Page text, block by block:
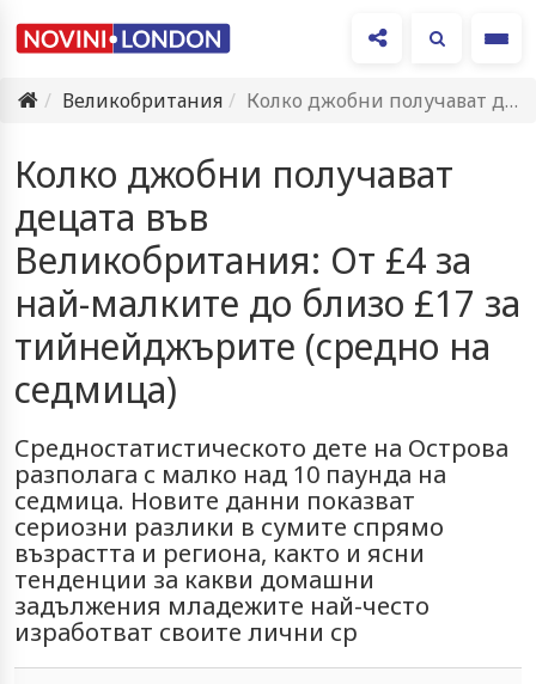
Великобритания
Колко джобни получават децата във Великобритания: От £4 за най-малките…
Колко джобни получават
децата във
Великобритания: От £4 за
най-малките до близо £17 за
тийнейджърите (средно на
седмица)
Средностатистическото дете на Острова
разполага с малко над 10 паунда на
седмица. Новите данни показват
сериозни разлики в сумите спрямо
възрастта и региона, както и ясни
тенденции за какви домашни
задължения младежите най-често
изработват своите лични ср